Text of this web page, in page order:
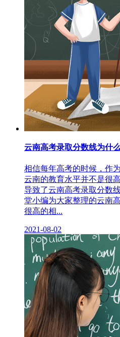
云南高考录取分数线为什
相信每年高考的时候，作
云南的教育水平并不是很
导致了云南高考录取分数
堂小编为大家整理的云南
很高的相...
2021-08-02